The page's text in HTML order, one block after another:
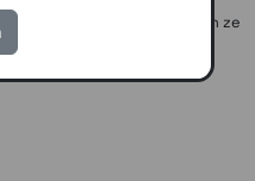
na verloop van tijd kunnen ze
te lossen door dit artekel te